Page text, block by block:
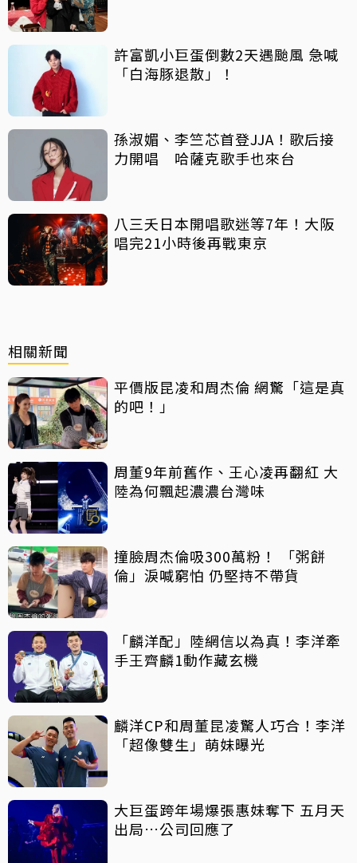
許富凱小巨蛋倒數2天遇颱風 急喊
「白海豚退散」！
孫淑媚、李竺芯首登JJA！歌后接
力開唱 哈薩克歌手也來台
八三夭日本開唱歌迷等7年！大阪
唱完21小時後再戰東京
相關新聞
平價版昆凌和周杰倫 網驚「這是真
的吧！」
周董9年前舊作、王心凌再翻紅 大
陸為何飄起濃濃台灣味
撞臉周杰倫吸300萬粉！ 「粥餅
倫」淚喊窮怕 仍堅持不帶貨
「麟洋配」陸網信以為真！李洋牽
手王齊麟1動作藏玄機
麟洋CP和周董昆凌驚人巧合！李洋
「超像雙生」萌妹曝光
大巨蛋跨年場爆張惠妹奪下 五月天
出局…公司回應了